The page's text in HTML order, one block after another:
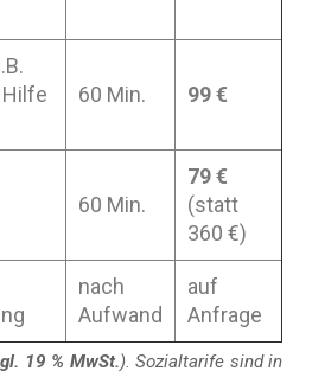
60 Min. 99 €
60 Min.
79 €
(statt
360 €)
nach
Aufwand
auf
Anfrage
19 % MwSt.). Sozialtarife sind in